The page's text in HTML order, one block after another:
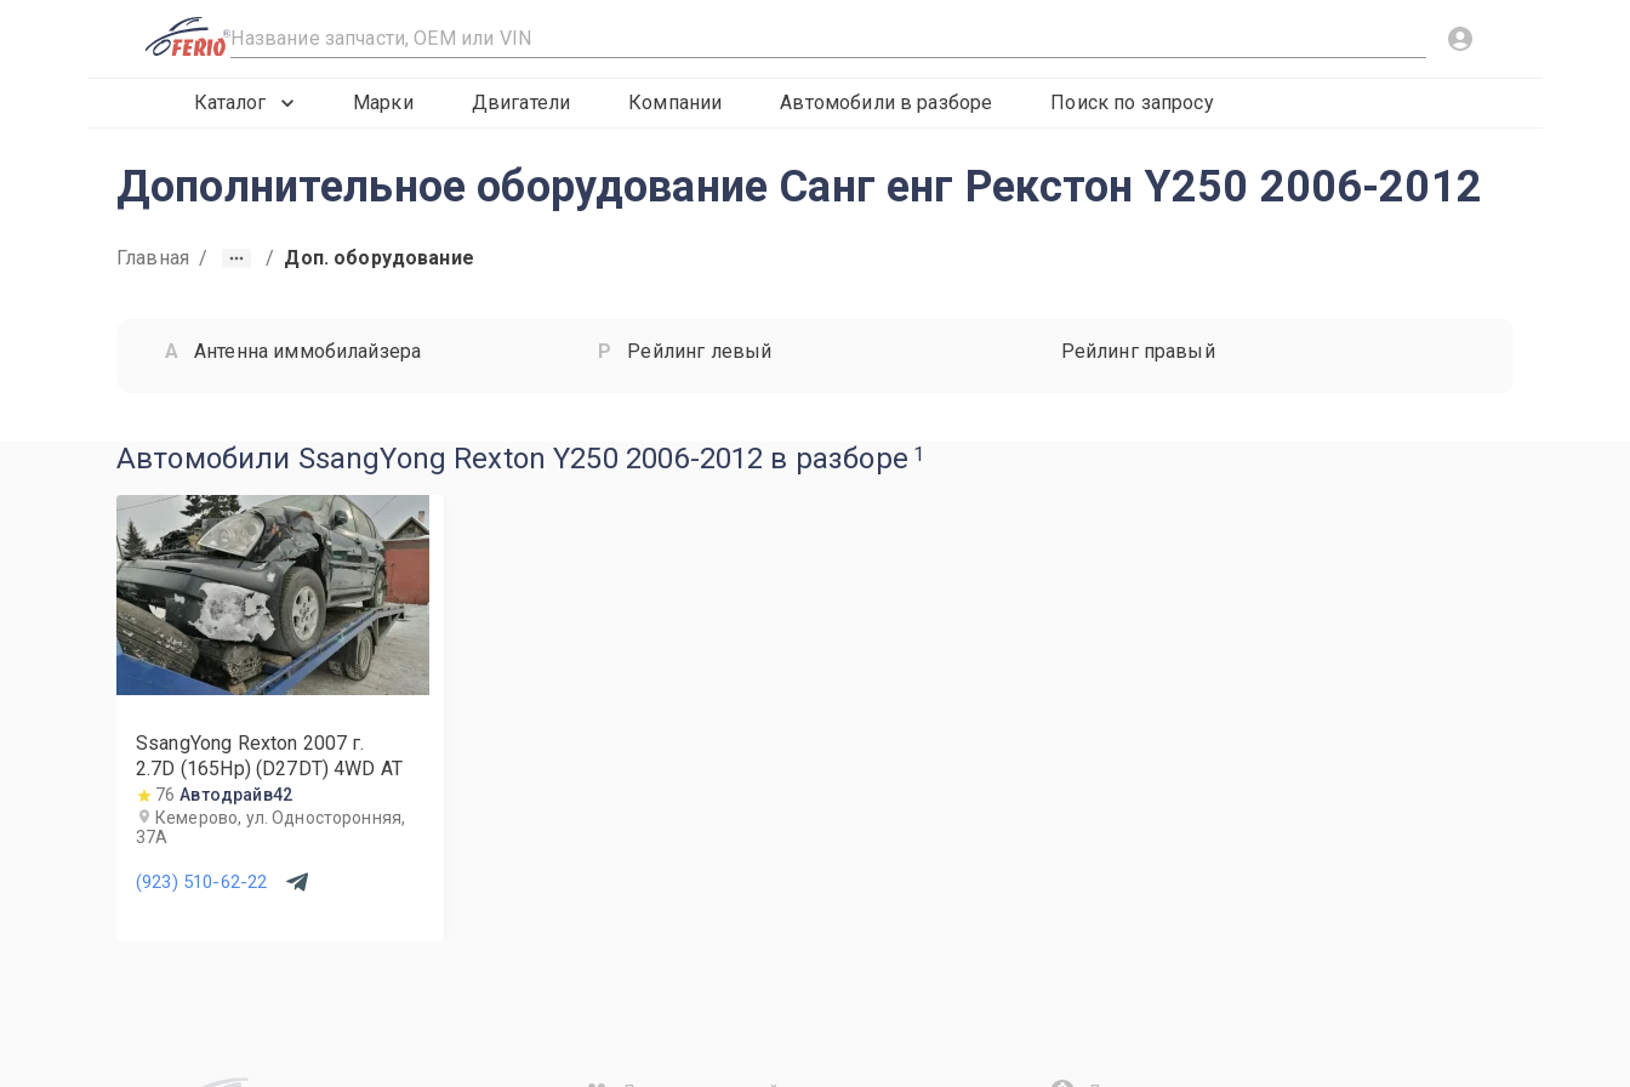
R
Каталог Марки Двигатели Компании Автомобили в разборе Поиск по запросу
Дополнительное оборудование Санг енг Рекстон Y250 2006-2012
Главная / / Доп. оборудование
Антенна иммобилайзера Рейлинг левый Рейлинг правый
Автомобили SsangYong Rexton Y250 2006-2012 в разборе 1
SsangYong Rexton 2007 г.
2.7D (165Hp) (D27DT) 4WD AT
76 Автодрайв42
Кемерово, ул. Односторонняя,
37А
(923) 510-62-22